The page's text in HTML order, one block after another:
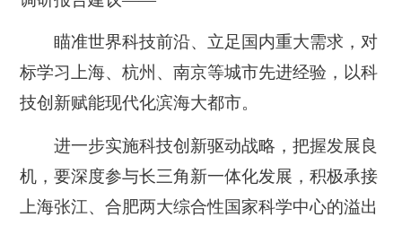
瞄准世界科技前沿、立足国内重大需求，对
标学习上海、杭州、南京等城市先进经验，以科
技创新赋能现代化滨海大都市。
进一步实施科技创新驱动战略，把握发展良
机，要深度参与长三角新一体化发展，积极承接
上海张江、合肥两大综合性国家科学中心的溢出